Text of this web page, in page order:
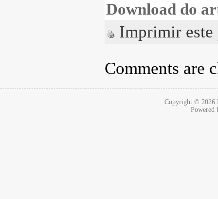
Download do
Imprimir este
Comments are
Copyright © 2026
Powered